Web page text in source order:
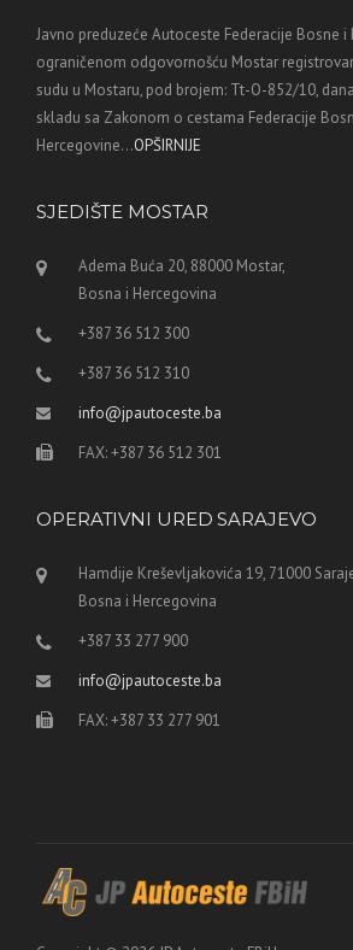
Javno preduzeće Autoceste Federacije Bosne i
ograničenom odgovornošću Mostar
sudu u Mostaru, pod brojem: Tt-O-852/10,
skladu sa Zakonom o cestama Federacije
Hercegovine...OPŠIRNIJE
SJEDIŠTE MOSTAR
Adema Buća 20, 88000 Mostar,
Bosna i Hercegovina
+387 36 512 300
+387 36 512 310
info@jpautoceste.ba
FAX: +387 36 512 301
OPERATIVNI URED SARAJEVO
Hamdije Kreševljakovića 19, 71000
Bosna i Hercegovina
+387 33 277 900
info@jpautoceste.ba
FAX: +387 33 277 901